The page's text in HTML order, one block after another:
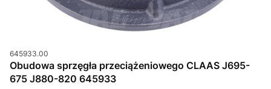
Kod produktu
645933.00
Obudowa sprzęgła przeciążeniowego CLAAS J695-
675 J880-820 645933